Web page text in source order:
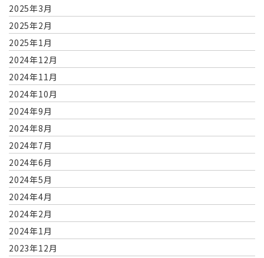
2025年3月
2025年2月
2025年1月
2024年12月
2024年11月
2024年10月
2024年9月
2024年8月
2024年7月
2024年6月
2024年5月
2024年4月
2024年2月
2024年1月
2023年12月